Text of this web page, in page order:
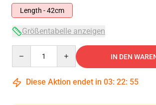
Length - 42cm
Größentabelle anzeigen
IN DEN
Diese Aktion endet in 03: 22: 55